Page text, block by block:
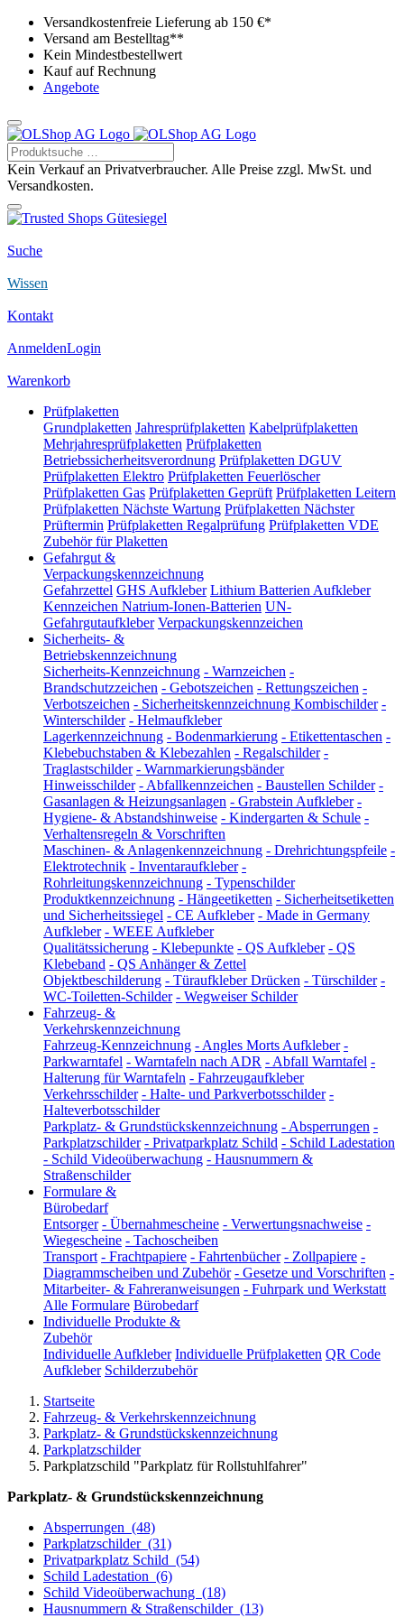
Versandkostenfreie Lieferung ab 150 €*
Versand am Bestelltag**
Kein Mindestbestellwert
Kauf auf Rechnung
Angebote
Kein Verkauf an Privatverbraucher. Alle Preise zzgl. MwSt. und
Versandkosten.
Suche
Wissen
Kontakt
AnmeldenLogin
Warenkorb
Prüfplaketten
Grundplaketten Jahresprüfplaketten Kabelprüfplaketten
Mehrjahresprüfplaketten Prüfplaketten
Betriebssicherheitsverordnung Prüfplaketten DGUV
Prüfplaketten Elektro Prüfplaketten Feuerlöscher
Prüfplaketten Gas Prüfplaketten Geprüft Prüfplaketten Leitern
Prüfplaketten Nächste Wartung Prüfplaketten Nächster
Prüftermin Prüfplaketten Regalprüfung Prüfplaketten VDE
Zubehör für Plaketten
Gefahrgut &
Verpackungskennzeichnung
Gefahrzettel GHS Aufkleber Lithium Batterien Aufkleber
Kennzeichen Natrium-Ionen-Batterien UN-
Gefahrgutaufkleber Verpackungskennzeichen
Sicherheits- &
Betriebskennzeichnung
Sicherheits-Kennzeichnung - Warnzeichen -
Brandschutzzeichen - Gebotszeichen - Rettungszeichen -
Verbotszeichen - Sicherheitskennzeichnung Kombischilder -
Winterschilder - Helmaufkleber
Lagerkennzeichnung - Bodenmarkierung - Etikettentaschen -
Klebebuchstaben & Klebezahlen - Regalschilder -
Traglastschilder - Warnmarkierungsbänder
Hinweisschilder - Abfallkennzeichen - Baustellen Schilder -
Gasanlagen & Heizungsanlagen - Grabstein Aufkleber -
Hygiene- & Abstandshinweise - Kindergarten & Schule -
Verhaltensregeln & Vorschriften
Maschinen- & Anlagenkennzeichnung - Drehrichtungspfeile -
Elektrotechnik - Inventaraufkleber -
Rohrleitungskennzeichnung - Typenschilder
Produktkennzeichnung - Hängeetiketten - Sicherheitsetiketten
und Sicherheitssiegel - CE Aufkleber - Made in Germany
Aufkleber - WEEE Aufkleber
Qualitätssicherung - Klebepunkte - QS Aufkleber - QS
Klebeband - QS Anhänger & Zettel
Objektbeschilderung - Türaufkleber Drücken - Türschilder -
WC-Toiletten-Schilder - Wegweiser Schilder
Fahrzeug- &
Verkehrskennzeichnung
Fahrzeug-Kennzeichnung - Angles Morts Aufkleber -
Parkwarntafel - Warntafeln nach ADR - Abfall Warntafel -
Halterung für Warntafeln - Fahrzeugaufkleber
Verkehrsschilder - Halte- und Parkverbotsschilder -
Halteverbotsschilder
Parkplatz- & Grundstückskennzeichnung - Absperrungen -
Parkplatzschilder - Privatparkplatz Schild - Schild Ladestation
- Schild Videoüberwachung - Hausnummern &
Straßenschilder
Formulare &
Bürobedarf
Entsorger - Übernahmescheine - Verwertungsnachweise -
Wiegescheine - Tachoscheiben
Transport - Frachtpapiere - Fahrtenbücher - Zollpapiere -
Diagrammscheiben und Zubehör - Gesetze und Vorschriften -
Mitarbeiter- & Fahreranweisungen - Fuhrpark und Werkstatt
Alle Formulare Bürobedarf
Individuelle Produkte &
Zubehör
Individuelle Aufkleber Individuelle Prüfplaketten QR Code
Aufkleber Schilderzubehör
Startseite
Fahrzeug- & Verkehrskennzeichnung
Parkplatz- & Grundstückskennzeichnung
Parkplatzschilder
Parkplatzschild "Parkplatz für Rollstuhlfahrer"
Parkplatz- & Grundstückskennzeichnung
Absperrungen (48)
Parkplatzschilder (31)
Privatparkplatz Schild (54)
Schild Ladestation (6)
Schild Videoüberwachung (18)
Hausnummern & Straßenschilder (13)